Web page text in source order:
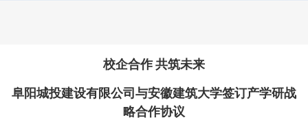
校企合作 共筑未来
阜阳城投建设有限公司与安徽建筑大学签订产学研战
略合作协议